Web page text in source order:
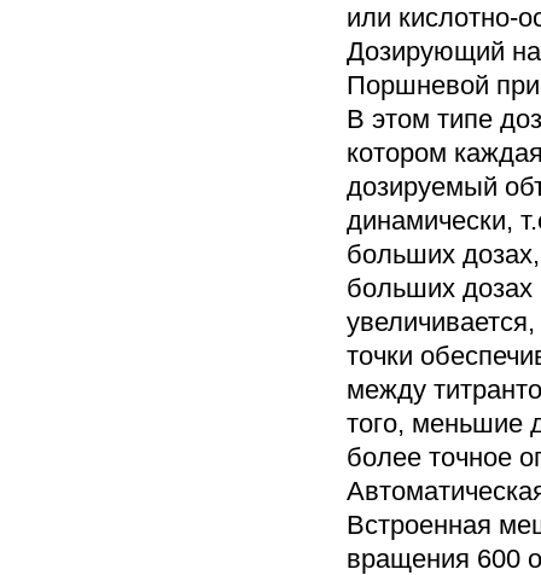
или кислотно-
Дозирующий
Поршневой
В этом типе
котором
дозируемый
динамически,
больших
больших дозах
точки
между
того, меньшие
более точное
Встроенная
вращения 600